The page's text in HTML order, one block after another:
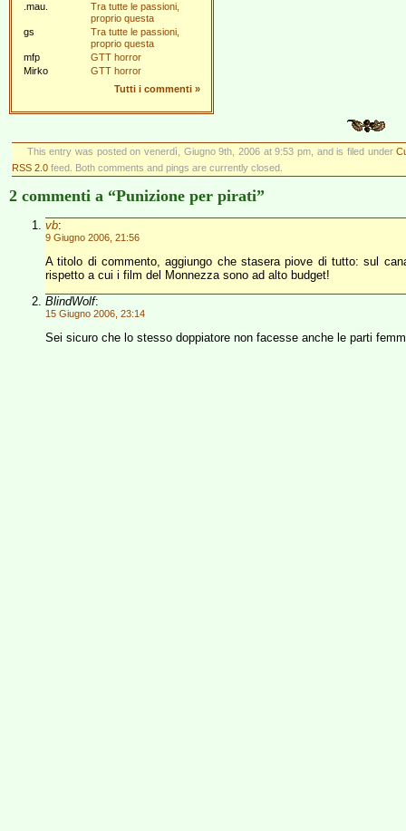
.mau.
Tra tutte le passioni,
proprio questa
gs
Tra tutte le passioni,
proprio questa
mfp
GTT horror
Mirko
GTT horror
Tutti i commenti »
This entry was posted on venerdì, Giugno 9th, 2006 at 9:53 pm, and is filed under
RSS 2.0 feed. Both comments and pings are currently closed.
2 commenti a “Punizione per pirati”
vb:
9 Giugno 2006, 21:56
A titolo di commento, aggiungo che stasera piove di tutto: sul
rispetto a cui i film del Monnezza sono ad alto budget!
BlindWolf:
15 Giugno 2006, 23:14
Sei sicuro che lo stesso doppiatore non facesse anche le parti